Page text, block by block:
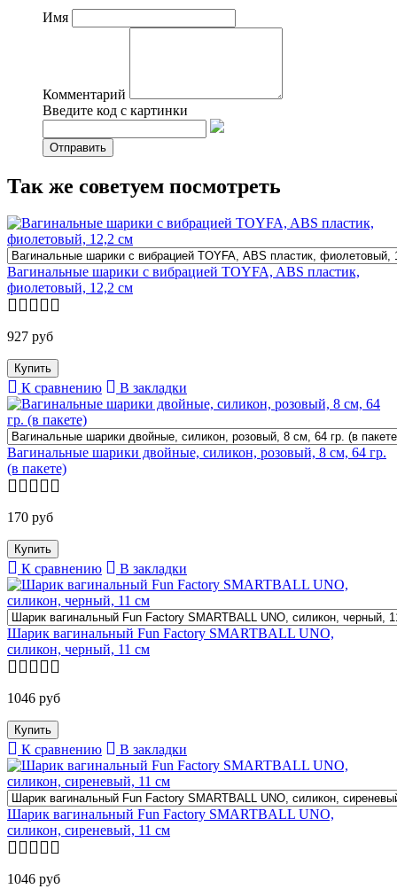
Имя
Комментарий
Введите код с картинки
Так же советуем посмотреть
Вагинальные шарики с вибрацией TOYFA, ABS пластик,
фиолетовый, 12,2 см
927 руб
К сравнению В закладки
Вагинальные шарики двойные, силикон, розовый, 8 см, 64 гр.
(в пакете)
170 руб
К сравнению В закладки
Шарик вагинальный Fun Factory SMARTBALL UNO,
силикон, черный, 11 см
1046 руб
К сравнению В закладки
Шарик вагинальный Fun Factory SMARTBALL UNO,
силикон, сиреневый, 11 см
1046 руб